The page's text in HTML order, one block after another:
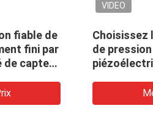
fiable de
fini par
de capteur
VIDEO
Choisissez
de
10000kg